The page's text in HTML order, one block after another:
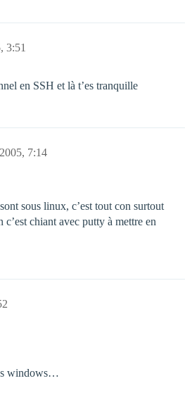
3:51
en SSH et là t’es tranquille
7:14
sous linux, c’est tout con surtout
chiant avec putty à mettre en
windows…